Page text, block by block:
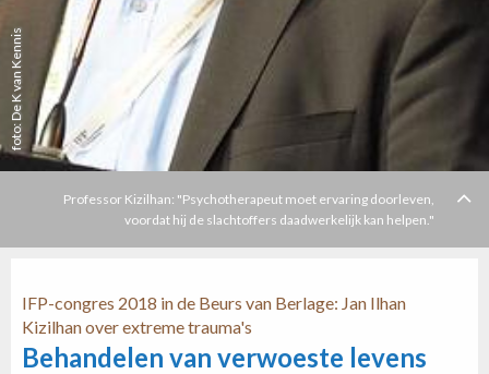
foto: De K van Kennis
Professor Kizilhan: "Psychotherapeut moet ervaring doorleven,
voordat hij de slachtoffers daadwerkelijk kan helpen."
IFP-congres 2018 in de Beurs van Berlage: Jan Ilhan
Kizilhan over extreme trauma's
Behandelen van verwoeste levens